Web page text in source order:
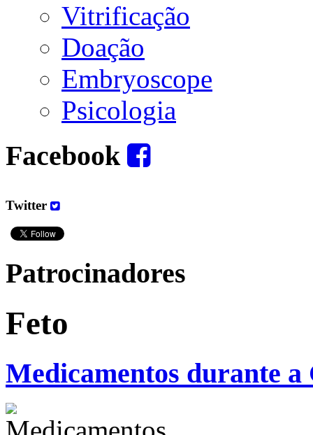
Vitrificação
Doação
Embryoscope
Psicologia
Facebook
Twitter
Patrocinadores
Feto
Medicamentos durante a